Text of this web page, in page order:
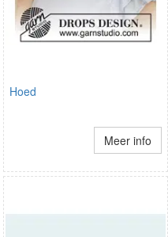
Hoed
Meer info